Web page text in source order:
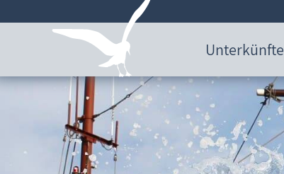
Unterkünfte